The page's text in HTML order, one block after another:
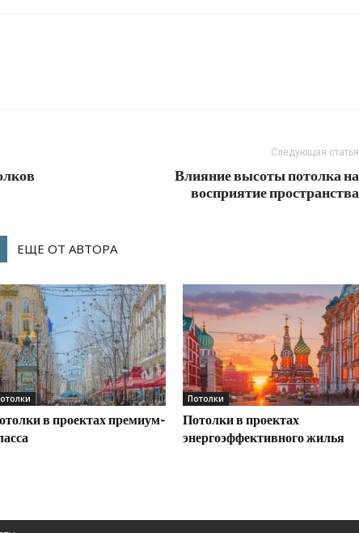
Следующая статья
Влияние высоты потолка на
восприятие пространства
ЕЩЕ ОТ АВТОРА
в проектах премиум-
Потолки
Потолки в проектах
энергоэффективного жилья